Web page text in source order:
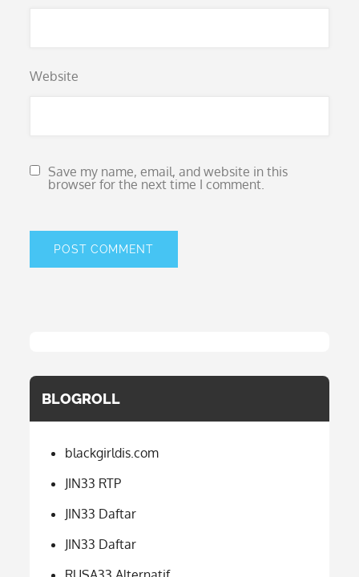
Website
Save my name, email, and website in this
browser for the next time I comment.
BLOGROLL
blackgirldis.com
JIN33 RTP
JIN33 Daftar
JIN33 Daftar